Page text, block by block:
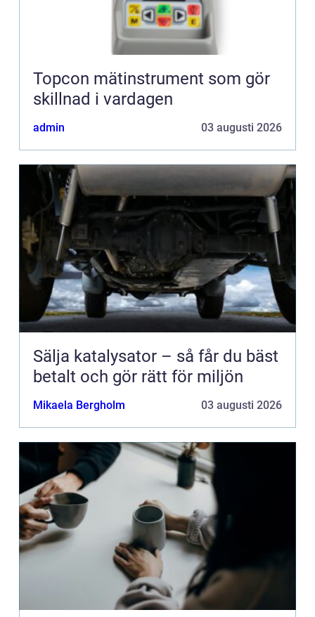
Topcon mätinstrument som gör
skillnad i vardagen
admin 03 augusti 2026
Sälja katalysator – så får du bäst
betalt och gör rätt för miljön
Mikaela Bergholm 03 augusti 2026